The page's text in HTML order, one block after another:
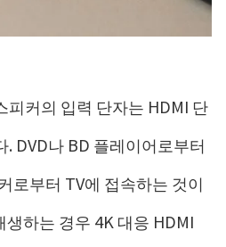
피커의 입력 단자는 HDMI 단
DVD나 BD 플레이어로부터
로부터 TV에 접속하는 것이
하는 경우 4K 대응 HDMI